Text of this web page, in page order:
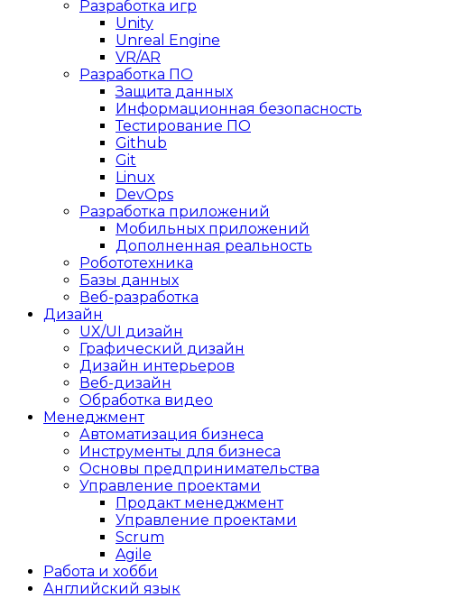
Разработка игр
Unity
Unreal Engine
VR/AR
Разработка ПО
Защита данных
Информационная безопасность
Тестирование ПО
Github
Git
Linux
DevOps
Разработка приложений
Мобильных приложений
Дополненная реальность
Робототехника
Базы данных
Веб-разработка
Дизайн
UX/UI дизайн
Графический дизайн
Дизайн интерьеров
Веб-дизайн
Обработка видео
Менеджмент
Автоматизация бизнеса
Инструменты для бизнеса
Основы предпринимательства
Управление проектами
Продакт менеджмент
Управление проектами
Scrum
Agile
Работа и хобби
Английский язык